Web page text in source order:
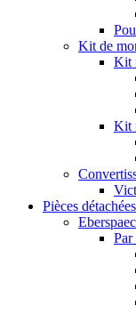
Kit de
Kit
Kit
Pièces détachées
Par